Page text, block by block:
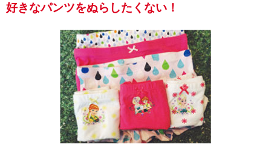
好きなパンツをぬらしたくない！